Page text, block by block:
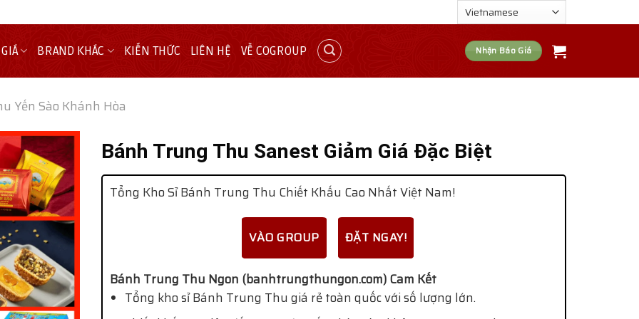
BRAND KHÁC KIẾN THỨC LIÊN HỆ VỀ COGROUP Nhận Báo Giá
Yến Sào Khánh Hòa
Bánh Trung Thu Sanest Giảm Giá Đặc Biệt
Tổng Kho Sỉ Bánh Trung Thu Chiết Khấu Cao Nhất Việt Nam!
VÀO GROUP ĐẶT NGAY!
Bánh Trung Thu Ngon (banhtrungthungon.com) Cam Kết
Tổng kho sỉ Bánh Trung Thu giá rẻ toàn quốc với số lượng lớn.